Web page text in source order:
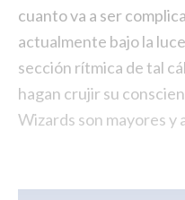
cuanto va a ser
actualmente bajo la
sección rítmica de tal
hagan crujir su
Wizards son mayores y